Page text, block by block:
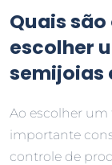
Quais
escolher
semijoias
Ao escolher um
importante
controle de